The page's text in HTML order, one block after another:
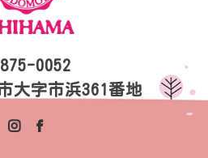
0052
大字市浜361番地